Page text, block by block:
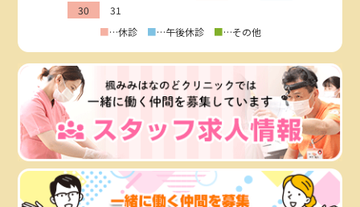
30
31
■…休診 ■…午後休診 ■…その他